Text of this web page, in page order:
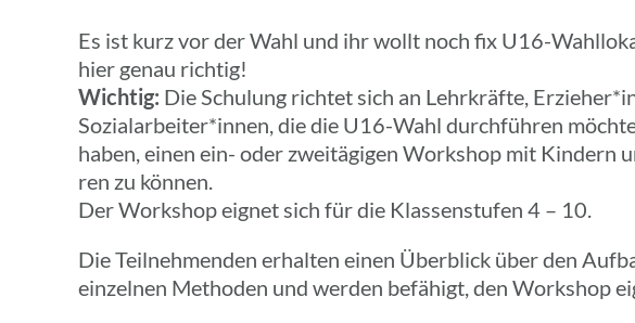
Es ist kurz vor der Wahl und ihr wollt noch fix U16-
hier genau richtig!
Wichtig: Die Schu­lung richtet sich an Lehr­kräfte,
Sozialarbeiter*innen, die die U16-Wahl durch­füh­ren
haben, einen ein- oder zwei­tä­gi­gen Work­shop mit Kindern
ren zu können.
Der Work­shop eignet sich für die Klas­sen­stu­fen 4 – 10.
Die Teil­neh­men­den erhal­ten einen Über­blick über den
einzel­nen Metho­den und werden befä­higt, den Work­shop